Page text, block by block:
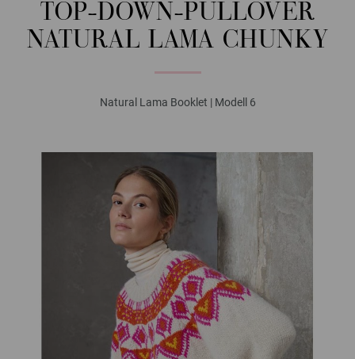
TOP-DOWN-PULLOVER
NATURAL LAMA CHUNKY
Natural Lama Booklet | Modell 6